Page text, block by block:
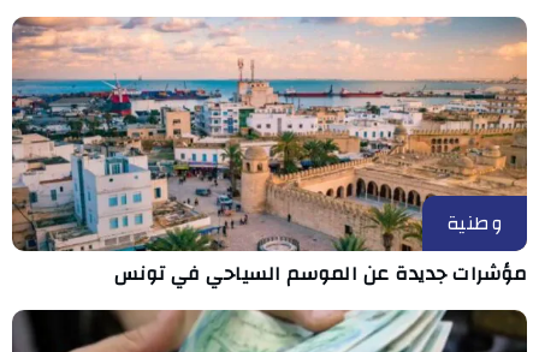
وطنية
مؤشرات جديدة عن الموسم السياحي في تونس